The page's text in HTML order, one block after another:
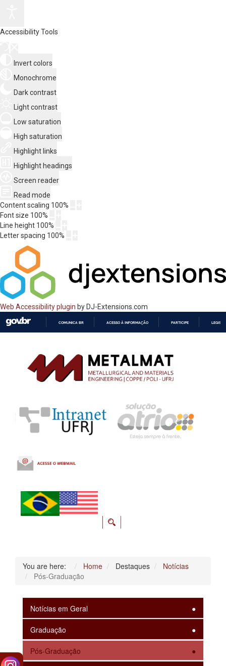
Accessibility Tools
Invert colors
Monochrome
Dark contrast
Light contrast
Low saturation
High saturation
Highlight links
Highlight headings
Screen reader
Read mode
Content scaling 100%
Font size 100%
Line height 100%
Letter spacing 100%
Web Accessibility plugin by DJ-Extensions.com
CONTEÚDO
COMUNICA BR ACESSO À INFORMAÇÃO PARTICIPE
You are here: Home Destaques
Notícias
Pós-Graduação
Notícias em Geral
Graduação
Pós-Graduação